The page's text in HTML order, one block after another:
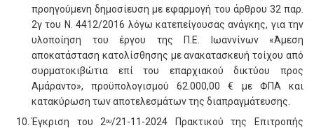
προηγούμενη δημοσίευση με εφαρμογή του άρθρου 32 παρ.
2γ του Ν. 4412/2016 λόγω κατεπείγουσας ανάγκης, για την
υλοποίηση του έργου της Π.Ε. Ιωαννίνων «Άμεση
αποκατάσταση κατολίσθησης με ανακατασκευή τοίχου από
συρματοκιβώτια επί του επαρχιακού δικτύου προς
Αμάραντο», προϋπολογισμού 62.000,00 € με ΦΠΑ και
κατακύρωση των αποτελεσμάτων της διαπραγμάτευσης.
Έγκριση του 2ου/21-11-2024 Πρακτικού της Επιτροπής